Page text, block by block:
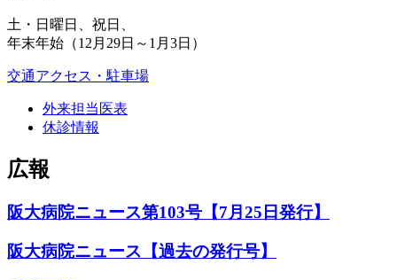
土・日曜日、祝日、
年末年始（12月29日～1月3日）
交通アクセス・駐車場
外来担当医表
休診情報
広報
阪大病院ニュース第103号【7月25日発行】
阪大病院ニュース【過去の発行号】